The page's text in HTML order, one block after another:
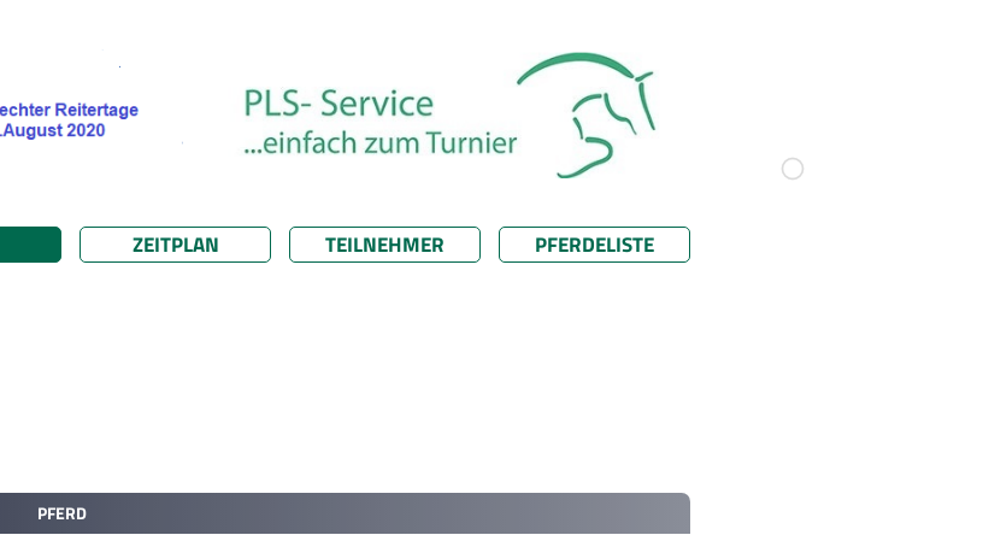
ZEITPLAN TEILNEHMER PFERDELISTE
PFERD